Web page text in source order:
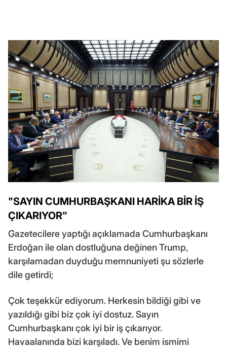
"SAYIN CUMHURBAŞKANI HARİKA BİR İŞ
ÇIKARIYOR"
Gazetecilere yaptığı açıklamada Cumhurbaşkanı
Erdoğan ile olan dostluğuna değinen Trump,
karşılamadan duyduğu memnuniyeti şu sözlerle
dile getirdi;
Çok teşekkür ediyorum. Herkesin bildiği gibi ve
yazıldığı gibi biz çok iyi dostuz. Sayın
Cumhurbaşkanı çok iyi bir iş çıkarıyor.
Havaalanında bizi karşıladı. Ve benim ismimi